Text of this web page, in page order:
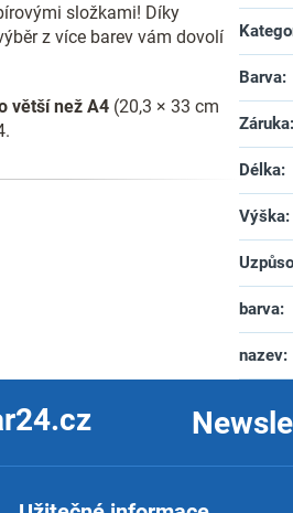
složkami! Díky
z více barev vám dovolí
větší než A4 (20,3 × 33 cm
Barva:
Záruka:
Délka:
Výška:
barva:
nazev: